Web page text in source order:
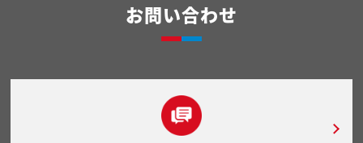
お問い合わせ